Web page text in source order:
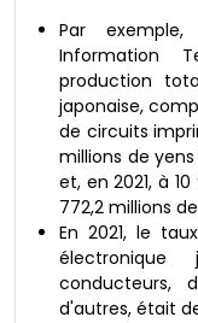
Par
Information
production
japonaise,
de circuits
millions de
et, en 2021, à
772,2 millions
En 2021, le
conducteurs,
d'autres, était